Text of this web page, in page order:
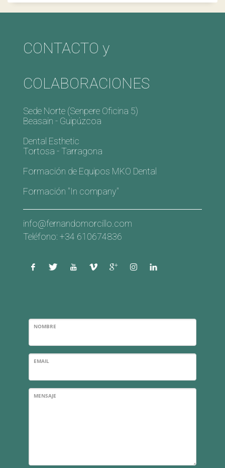
CONTACTO y
COLABORACIONES
Sede Norte (Senpere Oficina 5)
Beasain - Guipúzcoa
Dental Esthetic
Tortosa - Tarragona
Formación de Equipos MKO Dental
Formación "In company"
info@fernandomorcillo.com
Teléfono: +34 610674836
NOMBRE
EMAIL
MENSAJE